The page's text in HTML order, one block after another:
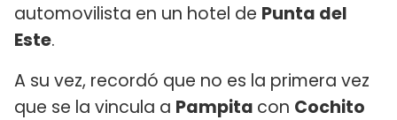
automovilista en un hotel de Punta del
Este.
A su vez, recordó que no es la primera vez
que se la vincula a Pampita con Cochito